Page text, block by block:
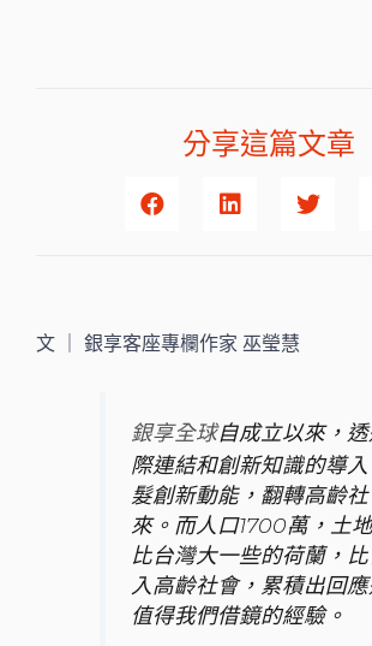
分享這篇文章
文 ｜ 銀享客座專欄作家 巫瑩慧
銀享全球自成立以來，
際連結和創新知識的導
髮創新動能，翻轉高齡
來。而人口1700萬，土
比台灣大一些的荷蘭，
入高齡社會，累積出回應
值得我們借鏡的經驗。